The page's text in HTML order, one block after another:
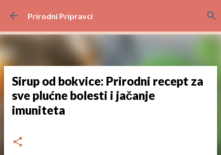
Preskoči na glavni sadržaj
Prirodni Pripravci
Sirup od bokvice: Prirodni recept za
sve plućne bolesti i jačanje
imuniteta